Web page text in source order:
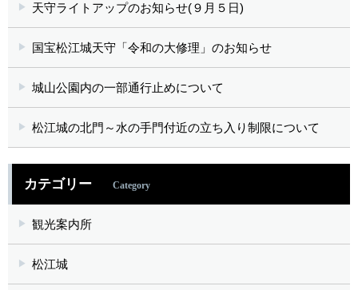
天守ライトアップのお知らせ(９月５日)
国宝松江城天守「令和の大修理」のお知らせ
城山公園内の一部通行止めについて
松江城の北門～水の手門付近の立ち入り制限について
カテゴリー Category
観光案内所
松江城